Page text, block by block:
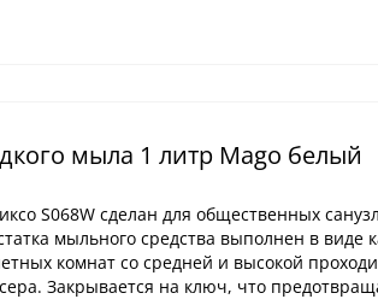
мыла 1 литр Mago белый
S068W сделан для общественных
мыльного средства выполнен в виде
комнат со средней и высокой
Закрывается на ключ, что